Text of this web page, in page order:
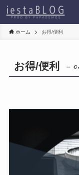
ホーム お得/便利
お得/便利 –